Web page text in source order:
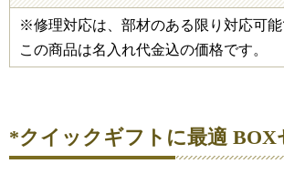
※修理対応は、部材のある限り対応可能
この商品は名入れ代金込の価格です。
*クイックギフトに最適 BOX